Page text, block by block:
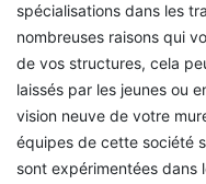
spécialisations dans les
nombreuses raisons qui
de vos structures, cela
laissés par les jeunes ou
vision neuve de votre
équipes de cette société
sont expérimentées dans